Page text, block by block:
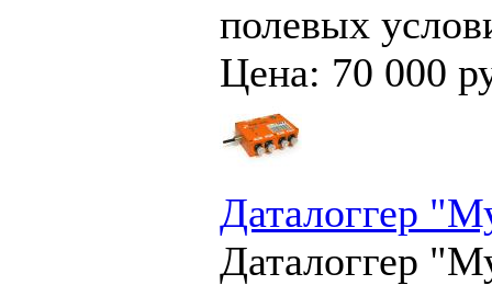
полевых
Цена: 70 000
Даталоггер
Даталоггер